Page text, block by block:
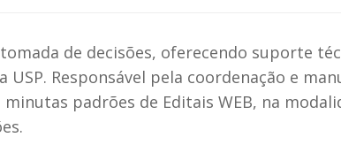
de decisões, oferecendo suporte
USP. Responsável pela coordenação e
padrões de Editais WEB, na